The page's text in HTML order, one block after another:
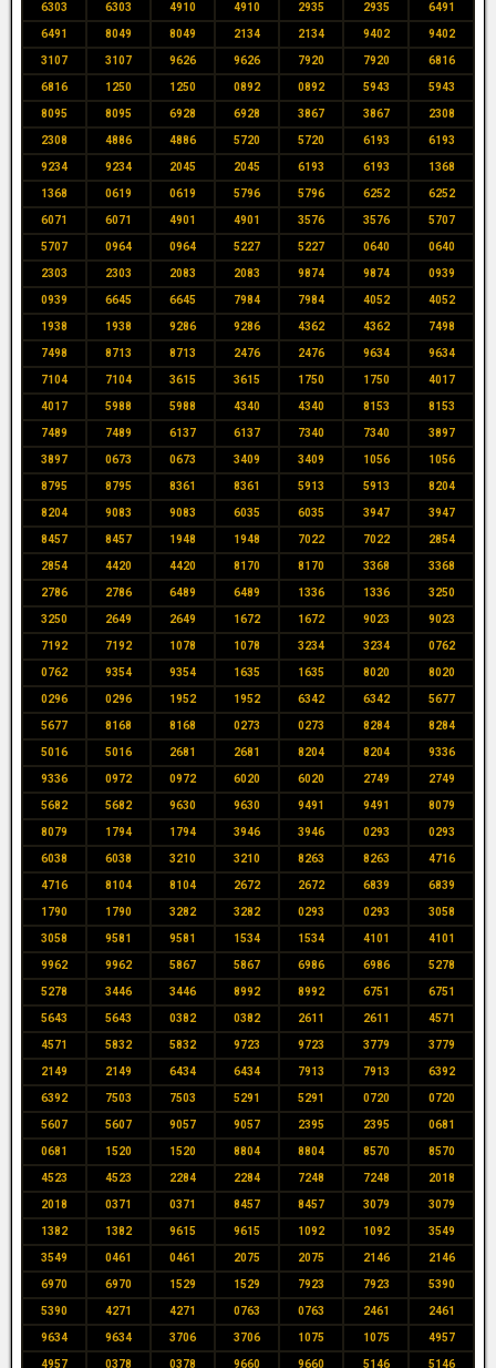
6303 6303 4910 4910 2935 2935 6491
6491 8049 8049 2134 2134 9402 9402
3107 3107 9626 9626 7920 7920 6816
6816 1250 1250 0892 0892 5943 5943
8095 8095 6928 6928 3867 3867 2308
2308 4886 4886 5720 5720 6193 6193
9234 9234 2045 2045 6193 6193 1368
1368 0619 0619 5796 5796 6252 6252
6071 6071 4901 4901 3576 3576 5707
5707 0964 0964 5227 5227 0640 0640
2303 2303 2083 2083 9874 9874 0939
0939 6645 6645 7984 7984 4052 4052
1938 1938 9286 9286 4362 4362 7498
7498 8713 8713 2476 2476 9634 9634
7104 7104 3615 3615 1750 1750 4017
4017 5988 5988 4340 4340 8153 8153
7489 7489 6137 6137 7340 7340 3897
3897 0673 0673 3409 3409 1056 1056
8795 8795 8361 8361 5913 5913 8204
8204 9083 9083 6035 6035 3947 3947
8457 8457 1948 1948 7022 7022 2854
2854 4420 4420 8170 8170 3368 3368
2786 2786 6489 6489 1336 1336 3250
3250 2649 2649 1672 1672 9023 9023
7192 7192 1078 1078 3234 3234 0762
0762 9354 9354 1635 1635 8020 8020
0296 0296 1952 1952 6342 6342 5677
5677 8168 8168 0273 0273 8284 8284
5016 5016 2681 2681 8204 8204 9336
9336 0972 0972 6020 6020 2749 2749
5682 5682 9630 9630 9491 9491 8079
8079 1794 1794 3946 3946 0293 0293
6038 6038 3210 3210 8263 8263 4716
4716 8104 8104 2672 2672 6839 6839
1790 1790 3282 3282 0293 0293 3058
3058 9581 9581 1534 1534 4101 4101
9962 9962 5867 5867 6986 6986 5278
5278 3446 3446 8992 8992 6751 6751
5643 5643 0382 0382 2611 2611 4571
4571 5832 5832 9723 9723 3779 3779
2149 2149 6434 6434 7913 7913 6392
6392 7503 7503 5291 5291 0720 0720
5607 5607 9057 9057 2395 2395 0681
0681 1520 1520 8804 8804 8570 8570
4523 4523 2284 2284 7248 7248 2018
2018 0371 0371 8457 8457 3079 3079
1382 1382 9615 9615 1092 1092 3549
3549 0461 0461 2075 2075 2146 2146
6970 6970 1529 1529 7923 7923 5390
5390 4271 4271 0763 0763 2461 2461
9634 9634 3706 3706 1075 1075 4957
4957 0378 0378 9660 9660 5146 5146